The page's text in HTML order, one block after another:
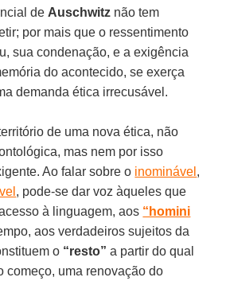
de Auschwitz não tem
por mais que o ressentimento
sua condenação, e a exigência
do acontecido, se exerça
demanda ética irrecusável.
de uma nova ética, não
mas nem por isso
Ao falar sobre o inominável ,
, pode-se dar voz àqueles que
à linguagem, aos “homini
aos verdadeiros sujeitos da
o “resto” a partir do qual
começo, uma renovação do